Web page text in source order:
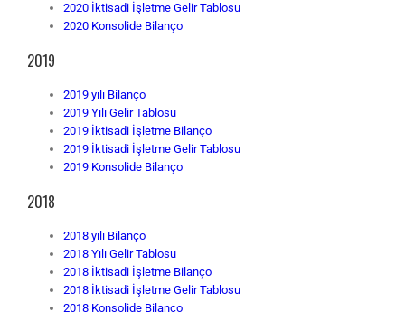
2020 İktisadi İşletme Gelir Tablosu
2020 Konsolide Bilanço
2019
2019 yılı Bilanço
2019 Yılı Gelir Tablosu
2019 İktisadi İşletme Bilanço
2019 İktisadi İşletme Gelir Tablosu
2019 Konsolide Bilanço
2018
2018 yılı Bilanço
2018 Yılı Gelir Tablosu
2018 İktisadi İşletme Bilanço
2018 İktisadi İşletme Gelir Tablosu
2018 Konsolide Bilanço